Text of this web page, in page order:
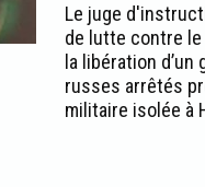
Le juge
de lutte contre le
la libération
russes arrêtés
militaire isolée à